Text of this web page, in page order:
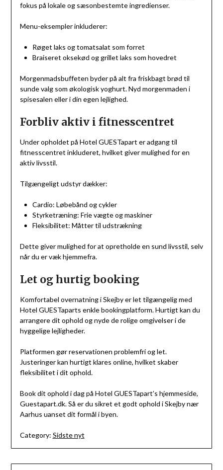
fokus på lokale og sæsonbestemte ingredienser.
Menu-eksempler inkluderer:
Røget laks og tomatsalat som forret
Braiseret oksekød og grillet laks som hovedret
Morgenmadsbuffeten byder på alt fra friskbagt brød til
sunde valg som økologisk yoghurt. Nyd morgenmaden i
spisesalen eller i din egen lejlighed.
Forbliv aktiv i fitnesscentret
Under opholdet på Hotel GUESTapart er adgang til
fitnesscentret inkluderet, hvilket giver mulighed for en
aktiv livsstil.
Tilgængeligt udstyr dækker:
Cardio: Løbebånd og cykler
Styrketræning: Frie vægte og maskiner
Fleksibilitet: Måtter til udstrækning
Dette giver mulighed for at opretholde en sund livsstil, selv
når du er væk hjemmefra.
Let og hurtig booking
Komfortabel overnatning i Skejby er let tilgængelig med
Hotel GUESTaparts enkle bookingplatform. Hurtigt kan du
arrangere dit ophold og nyde de rolige omgivelser i de
hyggelige lejligheder.
Platformen gør reservationen problemfri og let.
Justeringer kan hurtigt klares online, hvilket skaber
fleksibilitet i dit ophold.
Book dit ophold i dag på Hotel GUESTapart’s hjemmeside,
Guestapart.dk. Så er du sikret et godt ophold i Skejby nær
Aarhus uanset dit formål i byen.
Category: Sidste nyt